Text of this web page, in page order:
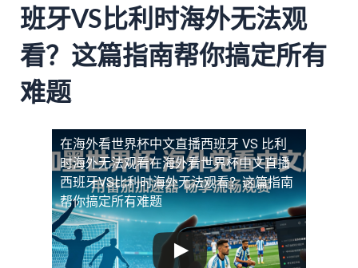
班牙VS比利时海外无法观
看？这篇指南帮你搞定所有
难题
在海外看世界杯中文直播西班牙 VS 比利
时海外无法观看在海外看世界杯中文直播
西班牙VS比利时海外无法观看？这篇指南
帮你搞定所有难题